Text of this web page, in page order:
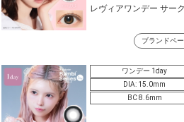
レヴィアワンデー サー
ブランドペ
ワンデー 1day
DIA: 15.0mm
BC 8.6mm